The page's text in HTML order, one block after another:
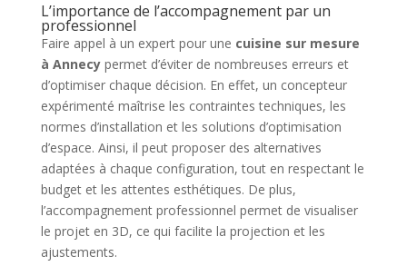
L’importance de l’accompagnement par un
professionnel
Faire appel à un expert pour une cuisine sur mesure
à Annecypermet d’éviter de nombreuses erreurs et
d’optimiser chaque décision. En effet, un concepteur
expérimenté maîtrise les contraintes techniques, les
normes d’installation et les solutions d’optimisation
d’espace. Ainsi, il peut proposer des alternatives
adaptées à chaque configuration, tout en respectant le
budget et les attentes esthétiques. De plus,
l’accompagnement professionnel permet de visualiser
le projet en 3D, ce qui facilite la projection et les
ajustements.